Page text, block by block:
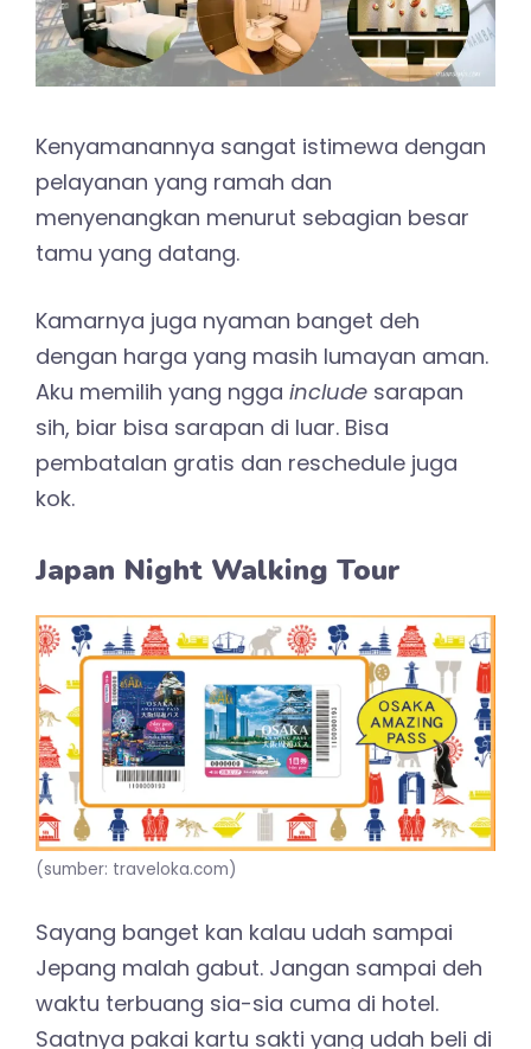
Kenyamanannya sangat istimewa dengan
pelayanan yang ramah dan
menyenangkan menurut sebagian besar
tamu yang datang.
Kamarnya juga nyaman banget deh
dengan harga yang masih lumayan aman.
Aku memilih yang ngga include sarapan
sih, biar bisa sarapan di luar. Bisa
pembatalan gratis dan reschedule juga
kok.
Japan Night Walking Tour
(sumber: traveloka.com)
Sayang banget kan kalau udah sampai
Jepang malah gabut. Jangan sampai deh
waktu terbuang sia-sia cuma di hotel.
Saatnya pakai kartu sakti yang udah beli di